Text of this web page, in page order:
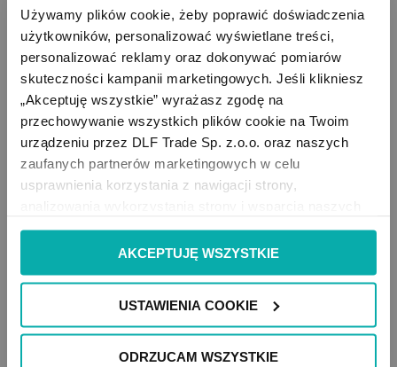
Używamy plików cookie, żeby poprawić doświadczenia
użytkowników, personalizować wyświetlane treści,
personalizować reklamy oraz dokonywać pomiarów
skuteczności kampanii marketingowych. Jeśli klikniesz
„Akceptuję wszystkie” wyrażasz zgodę na
przechowywanie wszystkich plików cookie na Twoim
urządzeniu przez DLF Trade Sp. z.o.o. oraz naszych
zaufanych partnerów marketingowych w celu
usprawnienia korzystania z nawigacji strony,
działań marketingowych. Możesz też zarządzać nimi
samodzielnie poprzez wybranie opcji „Ustawienia
cookie”. Więcej informacji znajdziesz w naszej
celu personalizacji reklam i dokonywania pomiarów
skuteczności kampanii marketingowych, dane mogą być
udostępniane Google LLC; więcej informacji można
AKCEPTUJĘ WSZYSTKIE
USTAWIENIA COOKIE
ODRZUCAM WSZYSTKIE
WĘŻYK 4,5x6,5x2360mm - Do Urządzenia Roboclean SPlus
60,99 zł